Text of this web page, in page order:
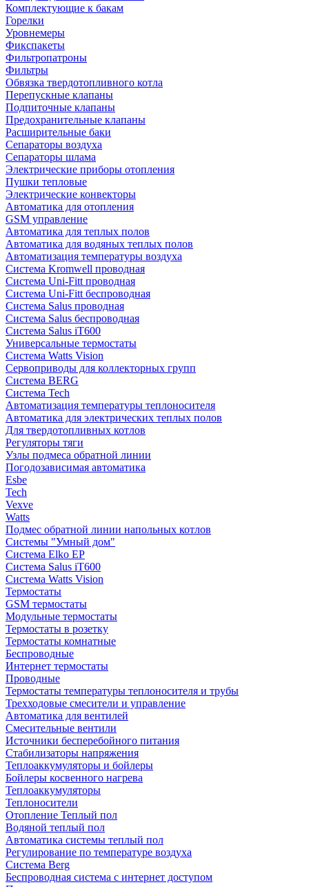
Комплектующие к бакам
Горелки
Уровнемеры
Фикспакеты
Фильтропатроны
Фильтры
Обвязка твердотопливного котла
Перепускные клапаны
Подпиточные клапаны
Предохранительные клапаны
Расширительные баки
Сепараторы воздуха
Сепараторы шлама
Электрические приборы отопления
Пушки тепловые
Электрические конвекторы
Автоматика для отопления
GSM управление
Автоматика для теплых полов
Автоматика для водяных теплых полов
Автоматизация температуры воздуха
Система Kromwell проводная
Система Uni-Fitt проводная
Система Uni-Fitt беспроводная
Система Salus проводная
Система Salus беспроводная
Система Salus iT600
Универсальные термостаты
Система Watts Vision
Сервоприводы для коллекторных групп
Система BERG
Система Tech
Автоматизация температуры теплоносителя
Автоматика для электрических теплых полов
Для твердотопливных котлов
Регуляторы тяги
Узлы подмеса обратной линии
Погодозависимая автоматика
Esbe
Tech
Vexve
Watts
Подмес обратной линии напольных котлов
Системы "Умный дом"
Система Elko EP
Система Salus iT600
Система Watts Vision
Термостаты
GSM термостаты
Модульные термостаты
Термостаты в розетку
Термостаты комнатные
Беспроводные
Интернет термостаты
Проводные
Термостаты температуры теплоносителя и трубы
Трехходовые смесители и управление
Автоматика для вентилей
Смесительные вентили
Источники бесперебойного питания
Стабилизаторы напряжения
Теплоаккумуляторы и бойлеры
Бойлеры косвенного нагрева
Теплоаккумуляторы
Теплоносители
Отопление Теплый пол
Водяной теплый пол
Автоматика системы теплый пол
Регулирование по температуре воздуха
Система Berg
Беспроводная система с интернет доступом